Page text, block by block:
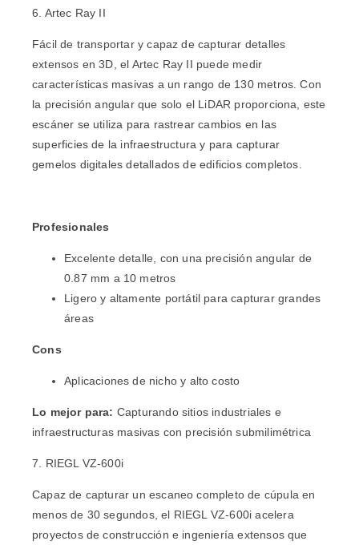
6. Artec Ray II
Fácil de transportar y capaz de capturar detalles
extensos en 3D, el Artec Ray II puede medir
características masivas a un rango de 130 metros. Con
la precisión angular que solo el LiDAR proporciona, este
escáner se utiliza para rastrear cambios en las
superficies de la infraestructura y para capturar
gemelos digitales detallados de edificios completos.
Profesionales
Excelente detalle, con una precisión angular de
0.87 mm a 10 metros
Ligero y altamente portátil para capturar grandes
áreas
Cons
Aplicaciones de nicho y alto costo
Lo mejor para: Capturando sitios industriales e
infraestructuras masivas con precisión submilimétrica
7. RIEGL VZ-600i
Capaz de capturar un escaneo completo de cúpula en
menos de 30 segundos, el RIEGL VZ-600i acelera
proyectos de construcción e ingeniería extensos que